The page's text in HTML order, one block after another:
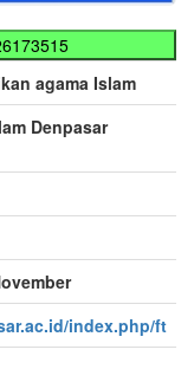
agama Islam
Denpasar
index.php/ft